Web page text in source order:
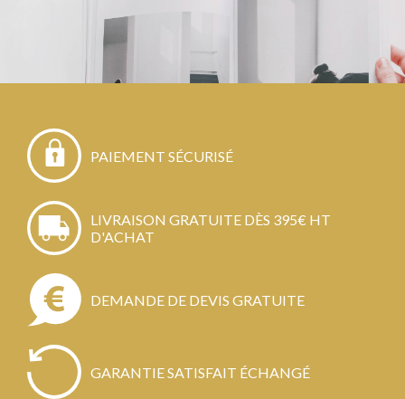
PAIEMENT SÉCURISÉ
LIVRAISON GRATUITE DÈS 395€ HT
D'ACHAT
DEMANDE DE DEVIS GRATUITE
GARANTIE SATISFAIT ÉCHANGÉ